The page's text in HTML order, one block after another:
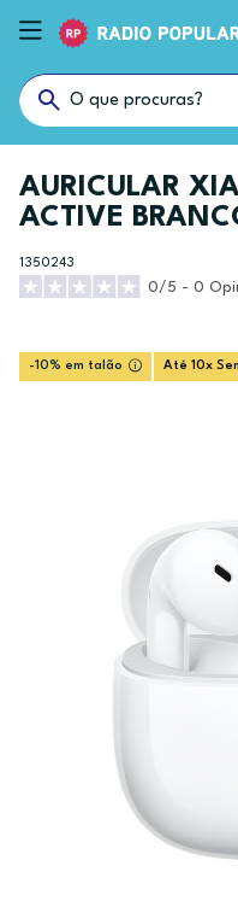
AURICULAR
ACTIVE
1350243
0/5 - 0
-10% em talão Até 10x